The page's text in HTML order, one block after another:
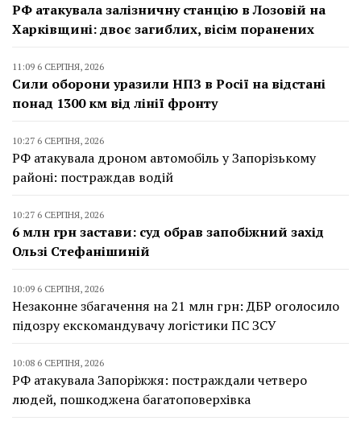
РФ атакувала залізничну станцію в Лозовій на
Харківщині: двоє загиблих, вісім поранених
11:09 6 СЕРПНЯ, 2026
Сили оборони уразили НПЗ в Росії на відстані
понад 1300 км від лінії фронту
10:27 6 СЕРПНЯ, 2026
РФ атакувала дроном автомобіль у Запорізькому
районі: постраждав водій
10:27 6 СЕРПНЯ, 2026
6 млн грн застави: суд обрав запобіжний захід
Ользі Стефанішиній
10:09 6 СЕРПНЯ, 2026
Незаконне збагачення на 21 млн грн: ДБР оголосило
підозру екскомандувачу логістики ПС ЗСУ
10:08 6 СЕРПНЯ, 2026
РФ атакувала Запоріжжя: постраждали четверо
людей, пошкоджена багатоповерхівка